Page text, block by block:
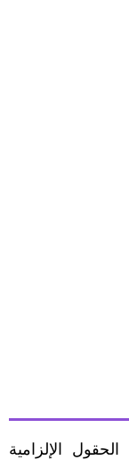
الحقول الإلزامية